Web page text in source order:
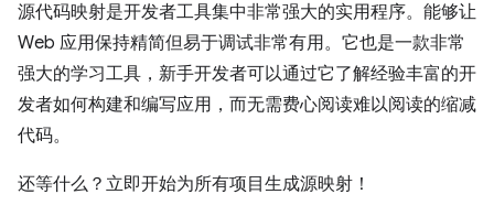
源代码映射是开发者工具集中非常强大的实用程序。能够让
Web 应用保持精简但易于调试非常有用。它也是一款非常
强大的学习工具，新手开发者可以通过它了解经验丰富的开
发者如何构建和编写应用，而无需费心阅读难以阅读的缩减
代码。
还等什么？立即开始为所有项目生成源映射！